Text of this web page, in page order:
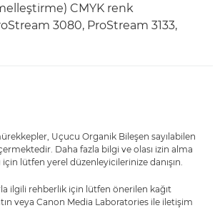
CMYK renk
3080, ProStream 3133,
Uçucu Organik Bileşen sayılabilen
Daha fazla bilgi ve olası izin alma
lütfen yerel düzenleyicilerinize danışın.
ilgili rehberlik için lütfen önerilen kağıt
veya Canon Media Laboratories ile iletişim